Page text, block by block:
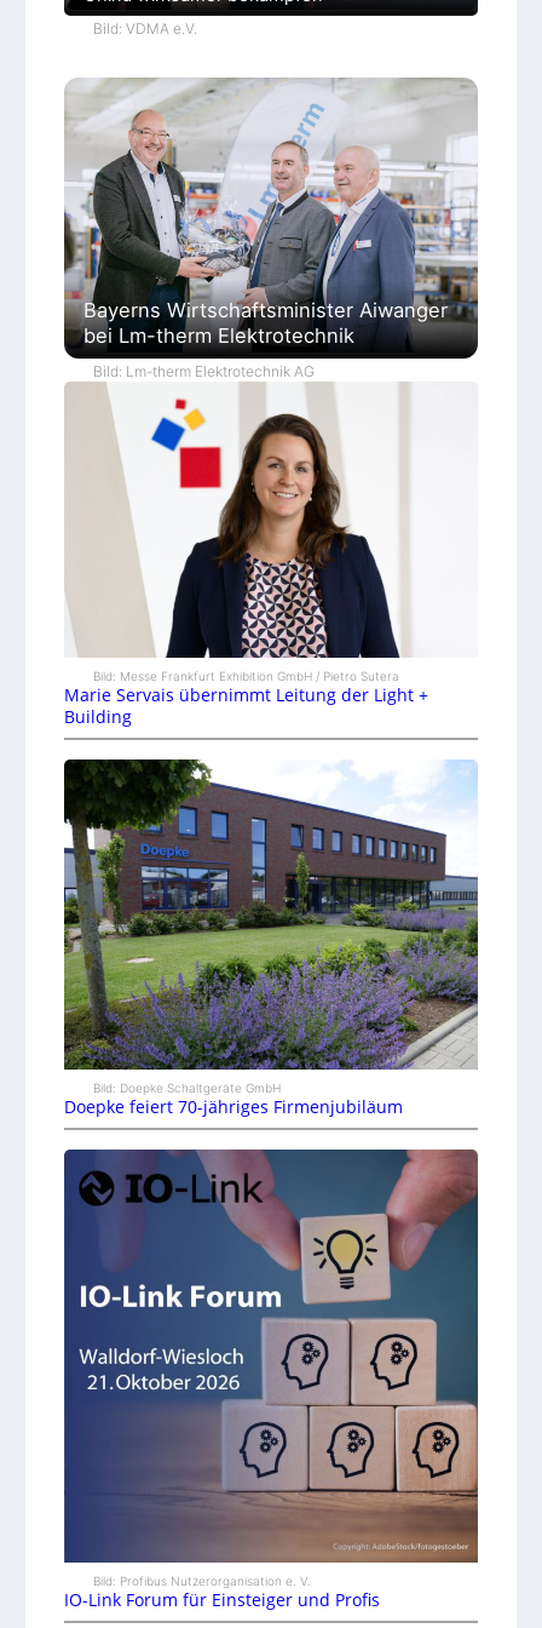
Bild: VDMA e.V.
Bayerns Wirtschaftsminister Aiwanger
bei Lm-therm Elektrotechnik
Bild: Lm-therm Elektrotechnik AG
Bild: Messe Frankfurt Exhibition GmbH / Pietro Sutera
Marie Servais übernimmt Leitung der Light +
Building
Bild: Doepke Schaltgeräte GmbH
Doepke feiert 70-jähriges Firmenjubiläum
Bild: Profibus Nutzerorganisation e. V.
IO-Link Forum für Einsteiger und Profis